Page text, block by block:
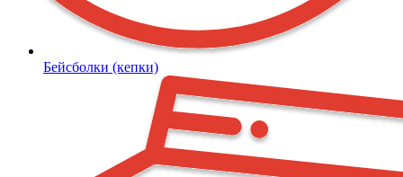
Бейсболки (кепки)